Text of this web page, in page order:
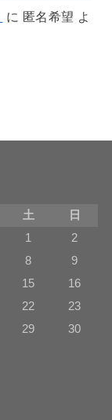
に 匿名希望 よ
土
日
1
2
8
9
15
16
22
23
29
30